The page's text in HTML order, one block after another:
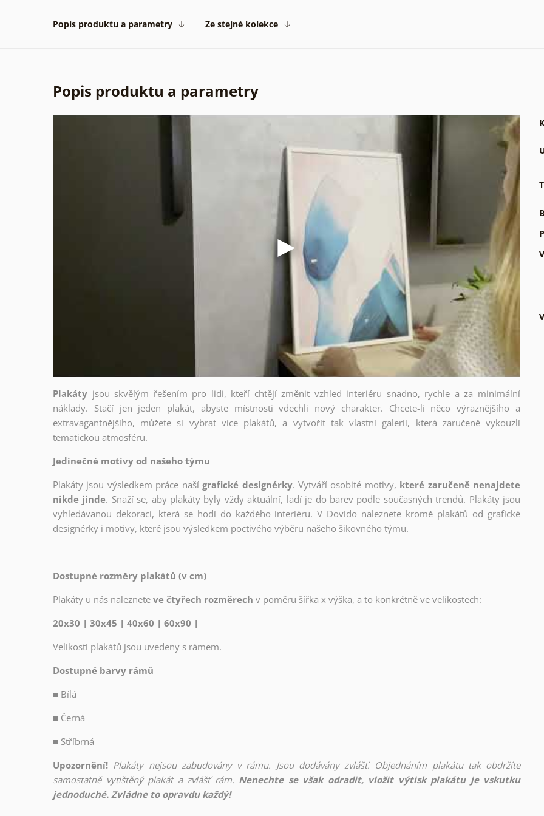
Popis produktu a parametry Ze stejné kolekce
Popis produktu a parametry
Plakáty jsou skvělým řešením pro lidi, kteří chtějí změnit vzhled interiéru snadno, rychle a za minimální
náklady. Stačí jen jeden plakát, abyste místnosti vdechli nový charakter. Chcete-li něco výraznějšího a
extravagantnějšího, můžete si vybrat více plakátů, a vytvořit tak vlastní galerii, která zaručeně vykouzlí
tematickou atmosféru.
Jedinečné motivy od našeho týmu
Plakáty jsou výsledkem práce naší grafické designérky. Vytváří osobité motivy, které zaručeně nenajdete
nikde jinde. Snaží se, aby plakáty byly vždy aktuální, ladí je do barev podle současných trendů. Plakáty jsou
vyhledávanou dekorací, která se hodí do každého interiéru. V Dovido naleznete kromě plakátů od grafické
designérky i motivy, které jsou výsledkem poctivého výběru našeho šikovného týmu.
Dostupné rozměry plakátů (v cm)
Plakáty u nás naleznete ve čtyřech rozměrech v poměru šířka x výška, a to konkrétně ve velikostech:
20x30 | 30x45 | 40x60 | 60x90 |
Velikosti plakátů jsou uvedeny s rámem.
Dostupné barvy rámů
■ Bílá
■ Černá
■ Stříbrná
Upozornění! Plakáty nejsou zabudovány v rámu. Jsou dodávány zvlášť. Objednáním plakátu tak obdržíte
samostatně vytištěný plakát a zvlášť rám. Nenechte se však odradit, vložit výtisk plakátu je vskutku
jednoduché. Zvládne to opravdu každý!